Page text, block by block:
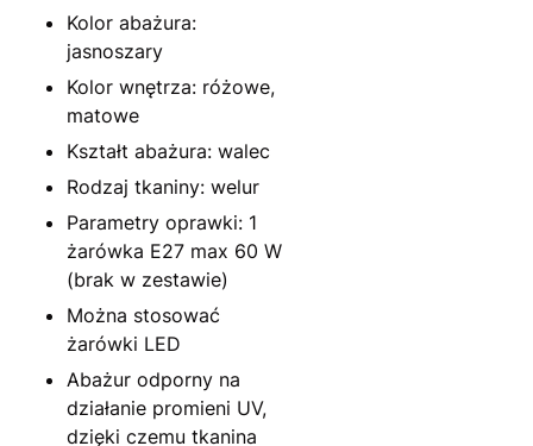
Kolor abażura:
jasnoszary
Kolor wnętrza: różowe,
matowe
Kształt abażura: walec
Rodzaj tkaniny: welur
Parametry oprawki: 1
żarówka E27 max 60 W
(brak w zestawie)
Można stosować
żarówki LED
Abażur odporny na
działanie promieni UV,
dzięki czemu tkanina